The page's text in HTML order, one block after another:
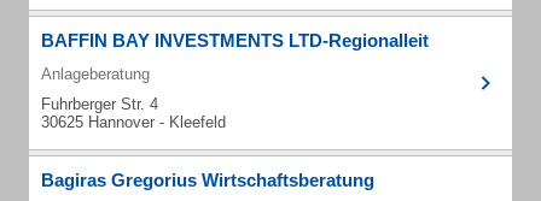
BAFFIN BAY INVESTMENTS LTD-Regionalleit
Anlageberatung
Fuhrberger Str. 4
30625 Hannover - Kleefeld
Bagiras Gregorius Wirtschaftsberatung